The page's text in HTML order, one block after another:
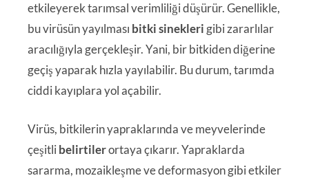
etkileyerek tarımsal verimliliği düşürür. Genellikle,
bu virüsün yayılması bitki sinekleri gibi zararlılar
aracılığıyla gerçekleşir. Yani, bir bitkiden diğerine
geçiş yaparak hızla yayılabilir. Bu durum, tarımda
ciddi kayıplara yol açabilir.
Virüs, bitkilerin yapraklarında ve meyvelerinde
çeşitlibelirtilerortaya çıkarır. Yapraklarda
sararma, mozaikleşme ve deformasyon gibi etkiler